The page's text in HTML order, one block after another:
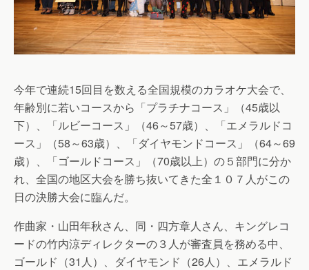
今年で連続15回目を数える全国規模のカラオケ大会で、
年齢別に若いコースから「プラチナコース」（45歳以
下）、「ルビーコース」（46～57歳）、「エメラルドコ
ース」（58～63歳）、「ダイヤモンドコース」（64～69
歳）、「ゴールドコース」（70歳以上）の５部門に分か
れ、全国の地区大会を勝ち抜いてきた全１０７人がこの
日の決勝大会に臨んだ。
作曲家・山田年秋さん、同・四方章人さん、キングレコ
ードの竹内涼ディレクターの３人が審査員を務める中、
ゴールド（31人）、ダイヤモンド（26人）、エメラルド